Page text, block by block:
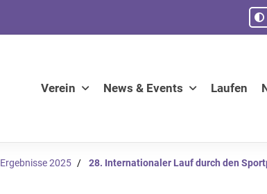
Verein News & Events Laufen
Ergebnisse 2025 28. Internationaler Lauf durch den